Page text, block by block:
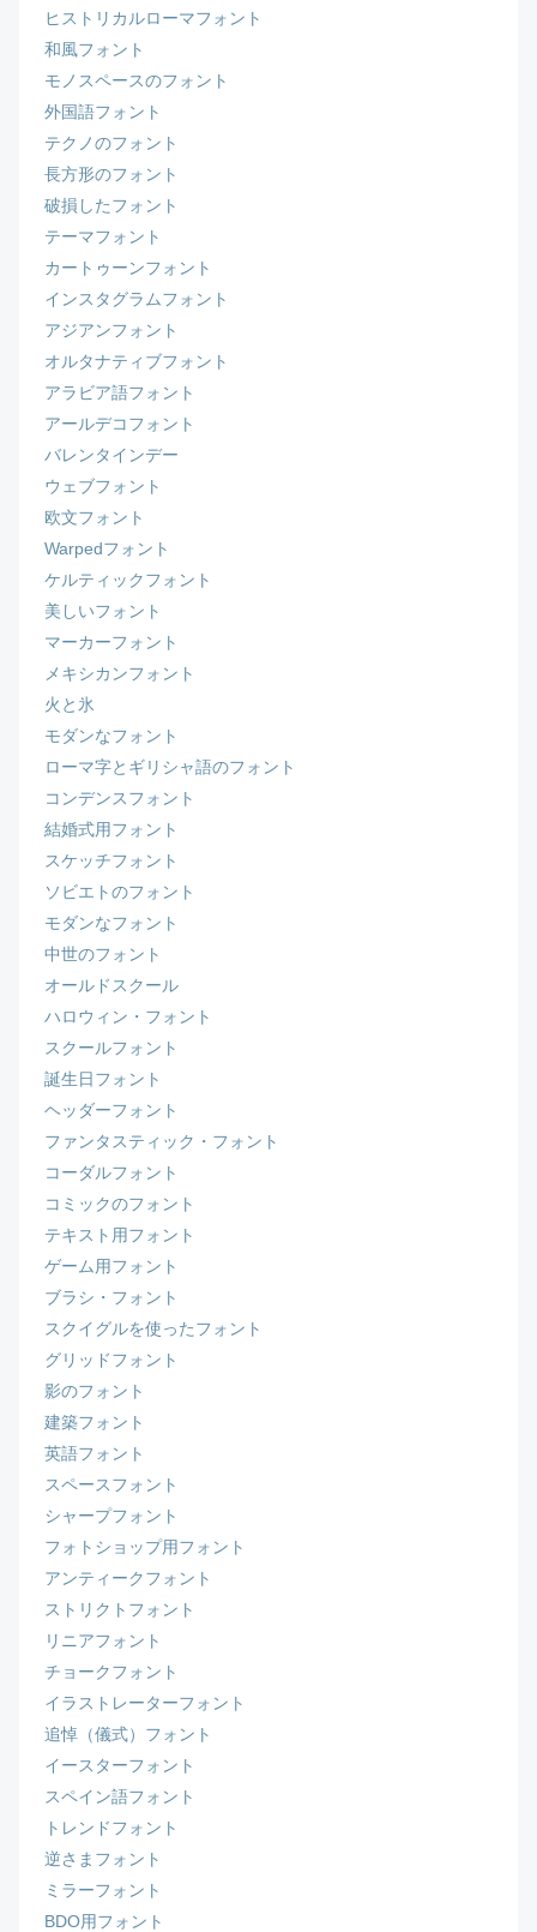
ヒストリカルローマフォント
和風フォント
モノスペースのフォント
外国語フォント
テクノのフォント
長方形のフォント
破損したフォント
テーマフォント
カートゥーンフォント
インスタグラムフォント
アジアンフォント
オルタナティブフォント
アラビア語フォント
アールデコフォント
バレンタインデー
ウェブフォント
欧文フォント
Warpedフォント
ケルティックフォント
美しいフォント
マーカーフォント
メキシカンフォント
火と氷
モダンなフォント
ローマ字とギリシャ語のフォント
コンデンスフォント
結婚式用フォント
スケッチフォント
ソビエトのフォント
モダンなフォント
中世のフォント
オールドスクール
ハロウィン・フォント
スクールフォント
誕生日フォント
ヘッダーフォント
ファンタスティック・フォント
コーダルフォント
コミックのフォント
テキスト用フォント
ゲーム用フォント
ブラシ・フォント
スクイグルを使ったフォント
グリッドフォント
影のフォント
建築フォント
英語フォント
スペースフォント
シャープフォント
フォトショップ用フォント
アンティークフォント
ストリクトフォント
リニアフォント
チョークフォント
イラストレーターフォント
追悼（儀式）フォント
イースターフォント
スペイン語フォント
トレンドフォント
逆さまフォント
ミラーフォント
BDO用フォント